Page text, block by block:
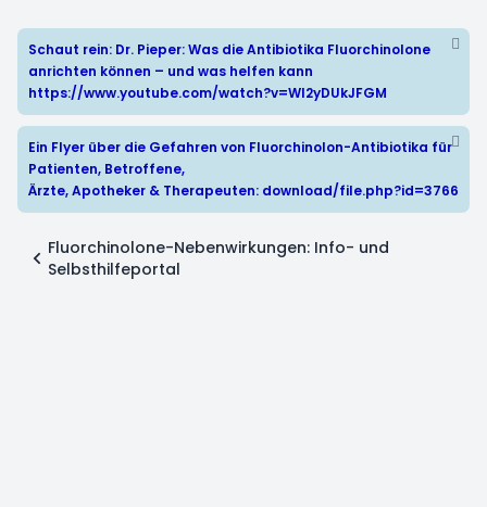
Schaut rein: Dr. Pieper: Was die Antibiotika Fluorchinolone
anrichten können – und was helfen kann
https://www.youtube.com/watch?v=WI2yDUkJFGM
Ein Flyer über die Gefahren von Fluorchinolon-Antibiotika für
Patienten, Betroffene,
Ärzte, Apotheker & Therapeuten: download/file.php?id=3766
Fluorchinolone-Nebenwirkungen: Info- und
Selbsthilfeportal